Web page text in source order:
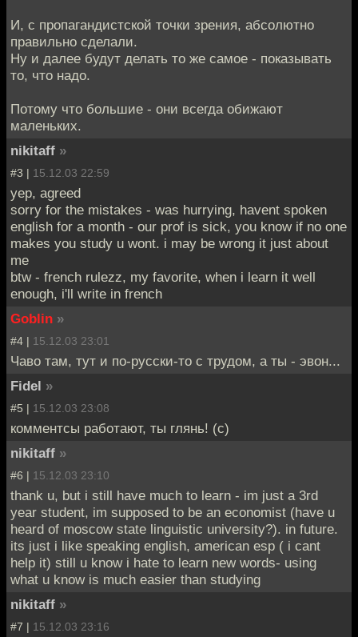
И, с пропагандистской точки зрения, абсолютно
правильно сделали.
Ну и далее будут делать то же самое - показывать
то, что надо.
Потому что большие - они всегда обижают
маленьких.
nikitaff »
#3 | 15.12.03 22:59
yep, agreed
sorry for the mistakes - was hurrying, havent spoken
english for a month - our prof is sick, you know if no one
makes you study u wont. i may be wrong it just about
me
btw - french rulezz, my favorite, when i learn it well
enough, i'll write in french
Goblin »
#4 | 15.12.03 23:01
Чаво там, тут и по-русски-то с трудом, а ты - эвон...
Fidel »
#5 | 15.12.03 23:08
комментсы работают, ты глянь! (с)
nikitaff »
#6 | 15.12.03 23:10
thank u, but i still have much to learn - im just a 3rd
year student, im supposed to be an economist (have u
heard of moscow state linguistic university?). in future.
its just i like speaking english, american esp ( i cant
help it) still u know i hate to learn new words- using
what u know is much easier than studying
nikitaff »
#7 | 15.12.03 23:16